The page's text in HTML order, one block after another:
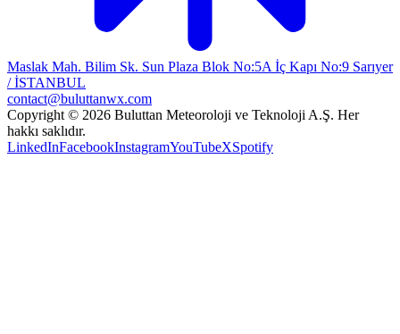
Maslak Mah. Bilim Sk. Sun Plaza Blok No:5A İç Kapı No:9 Sarıyer
/ İSTANBUL
contact@buluttanwx.com
Copyright © 2026 Buluttan Meteoroloji ve Teknoloji A.Ş. Her
hakkı saklıdır.
LinkedInFacebookInstagramYouTubeXSpotify